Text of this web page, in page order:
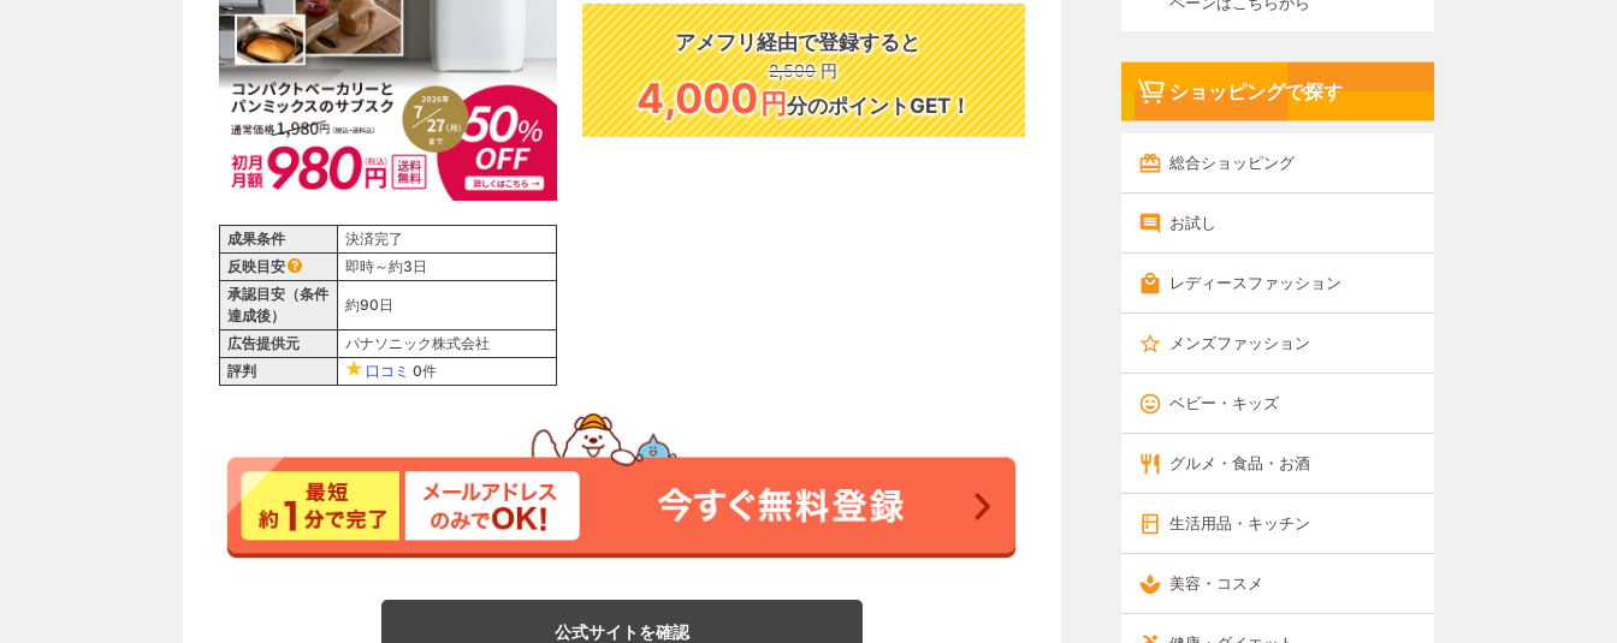
成果条件
決済完了
反映目安
即時～約3日
承認目安（条件
達成後）
約90日
広告提供元
パナソニック株式会社
評判
口コミ 0件
アメフリ経由で登録すると
2,500 円
4,000円分のポイントGET！
公式サイトを確認
ショッピングで探す
総合ショッピング
お試し
レディースファッション
メンズファッション
ベビー・キッズ
グルメ・食品・お酒
生活用品・キッチン
美容・コスメ